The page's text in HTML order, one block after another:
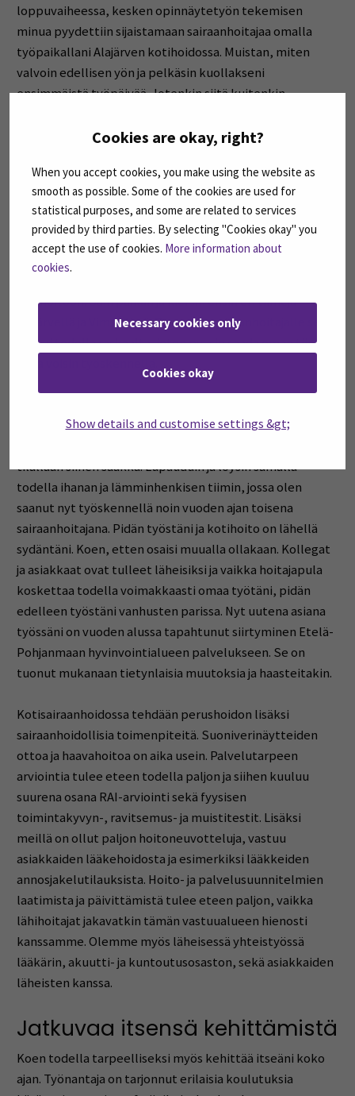
Cookies are okay, right?
When you accept cookies, you make using the website as
smooth as possible. Some of the cookies are used for
statistical purposes, and some are related to services
provided by third parties. By selecting "Cookies okay" you
accept the use of cookies. More information about
cookies.
Necessary cookies only
Cookies okay
Show details and customise settings &gt;
loppuvaiheessa, kesken opinnäytetyön tekemisen
minua pyydettiin sijaistamaan sairaanhoitajaa omalla
työpaikallani Alajärven kotihoidossa. Muistan, miten
valvoin edellisen yön ja pelkäsin kuollakseni
ensimmäistä työpäivää. Jotenkin siitä kuitenkin
Kotisairaanhoitoon
valmistumisen jälkeen
Valmistuin sairaanhoitajaksi toukokuussa 2021.
Valmistumisen jälkeen sain sijaistaa oman tiimini
sairaanhoitajia kesälomien ajan ja siinä samalla hain myös
kotihoitoon. Sain paikan ja kiersin ensin eri tiimejä
Alajärvellä ja Vimpelissä. Tuoreelle sairaanhoitajalle se
tuntui todella raskaalta, joten pyysin saada oman tiimin,
tiimin uusi tiiminvetäjä pääsi aloittamaan työt vasta
tilallaan siihen saakka. Lupauduin ja löysin samalla
todella ihanan ja lämminhenkisen tiimin, jossa olen
saanut nyt työskennellä noin vuoden ajan toisena
sairaanhoitajana. Pidän työstäni ja kotihoito on lähellä
sydäntäni. Koen, etten osaisi muualla ollakaan. Kollegat
ja asiakkaat ovat tulleet läheisiksi ja vaikka hoitajapula
koskettaa todella voimakkaasti omaa työtäni, pidän
edelleen työstäni vanhusten parissa. Nyt uutena asiana
työssäni on vuoden alussa tapahtunut siirtyminen Etelä-
Pohjanmaan hyvinvointialueen palvelukseen. Se on
tuonut mukanaan tietynlaisia muutoksia ja haasteitakin.
Kotisairaanhoidossa tehdään perushoidon lisäksi
sairaanhoidollisia toimenpiteitä. Suoniverinäytteiden
ottoa ja haavahoitoa on aika usein. Palvelutarpeen
arviointia tulee eteen todella paljon ja siihen kuuluu
suurena osana RAI-arviointi sekä fyysisen
toimintakyvyn-, ravitsemus- ja muistitestit. Lisäksi
meillä on ollut paljon hoitoneuvotteluja, vastuu
asiakkaiden lääkehoidosta ja esimerkiksi lääkkeiden
annosjakelutilauksista. Hoito- ja palvelusuunnitelmien
laatimista ja päivittämistä tulee eteen paljon, vaikka
lähihoitajat jakavatkin tämän vastuualueen hienosti
kanssamme. Olemme myös läheisessä yhteistyössä
lääkärin, akuutti- ja kuntoutusosaston, sekä asiakkaiden
läheisten kanssa.
Jatkuvaa itsensä kehittämistä
Koen todella tarpeelliseksi myös kehittää itseäni koko
ajan. Työnantaja on tarjonnut erilaisia koulutuksia